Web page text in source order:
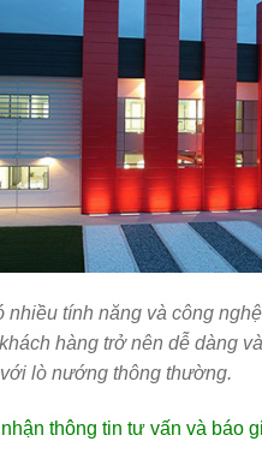
nhiều tính năng và công
hàng trở nên dễ dàng
lò nướng thông thường.
thông tin tư vấn và báo